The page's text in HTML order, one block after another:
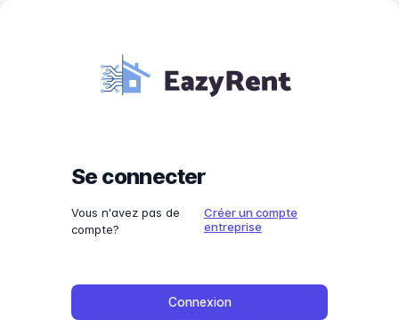
Se connecter
Vous n'avez pas de
compte?
Créer un compte
entreprise
Connexion